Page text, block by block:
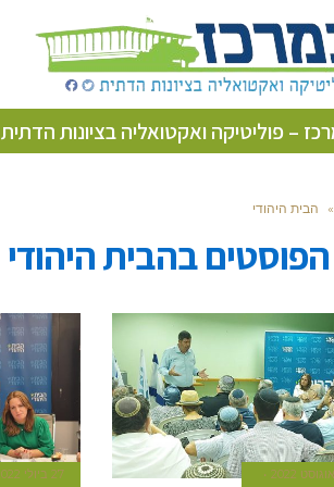
– פוליטיקה ואקטואליה בציונות הדתית
» הבית היהודי
בהבית היהודי
27 ביולי 2022